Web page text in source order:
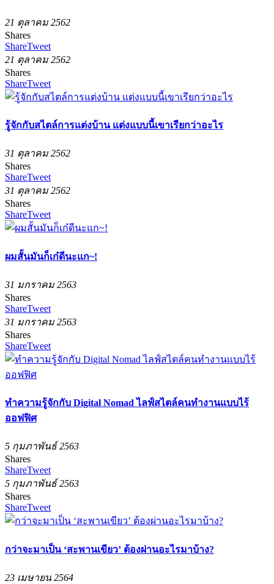
21 ตุลาคม 2562
Shares
ShareTweet
21 ตุลาคม 2562
Shares
ShareTweet
รู้จักกับสไตล์การแต่งบ้าน แต่งแบบนี้เขาเรียกว่าอะไร
31 ตุลาคม 2562
Shares
ShareTweet
31 ตุลาคม 2562
Shares
ShareTweet
ผมสั้นมันก็เก๋ดีนะแก~!
31 มกราคม 2563
Shares
ShareTweet
31 มกราคม 2563
Shares
ShareTweet
ทำความรู้จักกับ Digital Nomad ไลฟ์สไตล์คนทำงานแบบไร้
ออฟฟิศ
5 กุมภาพันธ์ 2563
Shares
ShareTweet
5 กุมภาพันธ์ 2563
Shares
ShareTweet
กว่าจะมาเป็น ‘สะพานเขียว’ ต้องผ่านอะไรมาบ้าง?
23 เมษายน 2564